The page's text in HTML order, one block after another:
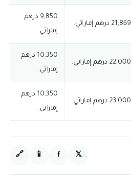
21,869 درهم إماراتي.
9,850 درهم
إماراتي.
22,000 درهم إماراتي.
10,350 درهم
إماراتي.
23,000 درهم إماراتي.
10,350 درهم
إماراتي.
𝕏
f
📱
🔗